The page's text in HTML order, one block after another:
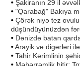
• Şakiranın 29 il
• "Qarabağ" Bakıya
• Çörək niyə tez
düşündüyünüzdən
• Dənizdə batan
•Arayik və digərləri
• Tahir Kərimlinin